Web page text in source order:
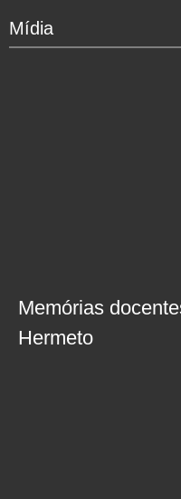
Mídia
Memórias
Hermeto